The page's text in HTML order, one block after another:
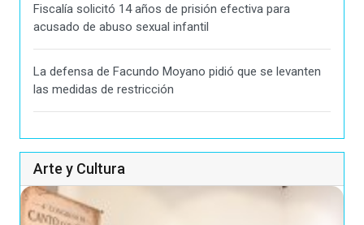
Fiscalía solicitó 14 años de prisión efectiva para
acusado de abuso sexual infantil
La defensa de Facundo Moyano pidió que se levanten
las medidas de restricción
Arte y Cultura